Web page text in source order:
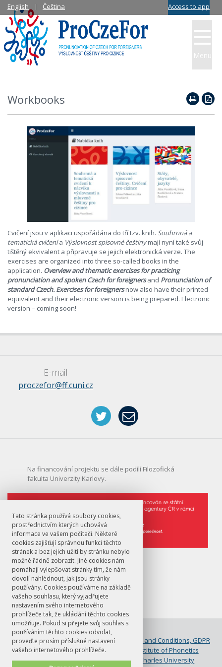
Tato stránka používá soubory cookies,
prostřednictvím kterých uchovává
informace ve vašem počítači. Některé
cookies zajišťují správnou funkci těchto
stránek a bez jejich užití by stránku nebylo
možné řádně zobrazit. Jiné cookies nám
pomáhají vylepšovat stránky tím, že nám
dovolí nahlédnout, jak jsou stránky
používány. Cookies používáme na základě
vašeho souhlasu, který vyjadřujete
nastavením svého internetového
prohlížeče tak, že ukládání těchto cookies
umožňuje. Pokud si přejete svůj souhlas s
používáním těchto cookies odvolat,
proveďte prosím příslušné nastavení
vašeho internetového prohlížeče.
Workbooks
Cvičení jsou v aplikaci uspořádána do tří tzv. knih. Souhrnná a
tematická cvičenía Výslovnost spisovné češtinymají nyní také svůj
tištěný ekvivalent a připravuje se jejich elektronická verze. The
exercises are organized into three so-called books in the
application. Overview and thematic exercises for practicing
pronunciation and spoken Czech for foreignersand Pronunciation of
standard Czech. Exercises for foreignersnow also have their printed
equivalent and their electronic version is being prepared. Electronic
version – coming soon!
Menu
English Čeština Access to app
E-mail
proczefor@ff.cuni.cz
Na financování projektu se dále podílí Filozofická
fakulta Univerzity Karlovy.
Financování projektu
© FF UK 2026
Contact
Terms and Conditions, GDPR
E-shop
Institute of Phonetics
Faculty of Arts
Charles University